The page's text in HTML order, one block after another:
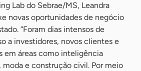
Lab do Sebrae/MS, Leandra
novas oportunidades de negócio
“Foram dias intensos de
a investidores, novos clientes e
em áreas como inteligência
e construção civil. Por meio